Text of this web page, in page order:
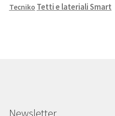
Tecniko Tetti e lateriali Smart
Newsletter